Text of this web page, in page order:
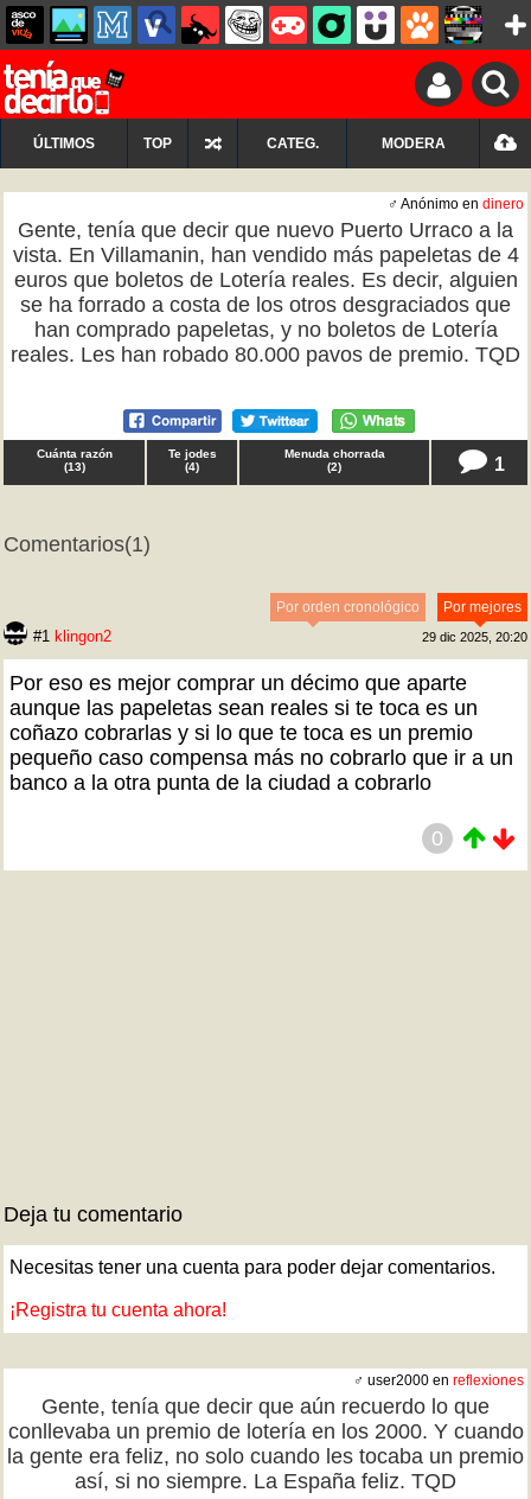
ÚLTIMOS TOP CATEG. MODERA
♂ Anónimo en dinero
Gente, tenía que decir que nuevo Puerto Urraco a la
vista. En Villamanin, han vendido más papeletas de 4
euros que boletos de Lotería reales. Es decir, alguien
se ha forrado a costa de los otros desgraciados que
han comprado papeletas, y no boletos de Lotería
reales. Les han robado 80.000 pavos de premio. TQD
Cuánta razón
(13)
Te jodes
(4)
Menuda chorrada
(2) 1
Comentarios(1)
Por mejores
Por orden cronológico
#1 klingon2 29 dic 2025, 20:20
Por eso es mejor comprar un décimo que aparte
aunque las papeletas sean reales si te toca es un
coñazo cobrarlas y si lo que te toca es un premio
pequeño caso compensa más no cobrarlo que ir a un
banco a la otra punta de la ciudad a cobrarlo
0
Deja tu comentario
Necesitas tener una cuenta para poder dejar comentarios.
¡Registra tu cuenta ahora!
♂ user2000 en reflexiones
Gente, tenía que decir que aún recuerdo lo que
conllevaba un premio de lotería en los 2000. Y cuando
la gente era feliz, no solo cuando les tocaba un premio
así, si no siempre. La España feliz. TQD